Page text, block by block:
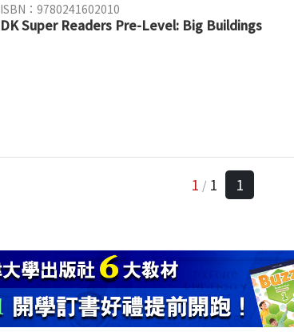
ISBN：9780241602010
DK Super Readers Pre-Level: Big Buildings
1 / 1 1